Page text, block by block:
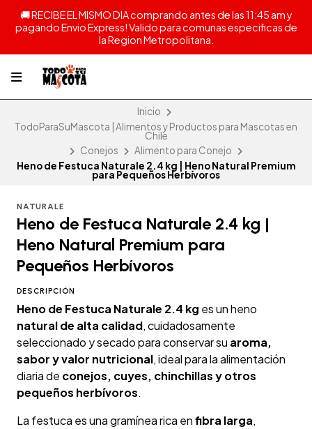
🚚 RECIBE EL MISMO DIA comprando antes de las 11:45 am y
pagando Envio Express! Valido para comunas especificas de
la Region Metropolitana.
Inicio
TodoParaSuMascota | Alimentos y Productos para Mascotas en
Chile
Conejos
Alimento para Conejo
Heno de Festuca Naturale 2.4 kg | Heno Natural Premium
para Pequeños Herbívoros
NATURALE
Heno de Festuca Naturale 2.4 kg |
Heno Natural Premium para
Pequeños Herbívoros
DESCRIPCIÓN
Heno de Festuca Naturale 2.4 kg es un heno
natural de alta calidad, cuidadosamente
seleccionado y secado para conservar su aroma,
sabor y valor nutricional, ideal para la alimentación
diaria de conejos, cuyes, chinchillas y otros
pequeños herbívoros.
La festuca es una gramínea rica enfibra larga,